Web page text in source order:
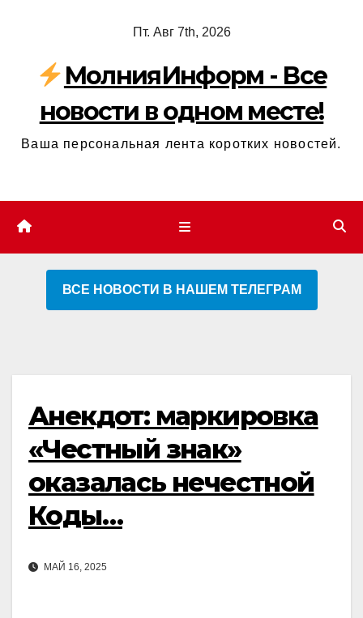
содержимому
Пт. Авг 7th, 2026
МолнияИнформ - Все
новости в одном месте!
Ваша персональная лента коротких новостей.
ВСЕ НОВОСТИ В НАШЕМ ТЕЛЕГРАМ
Анекдот: маркировка
«Честный знак»
оказалась нечестной
Коды…
МАЙ 16, 2025